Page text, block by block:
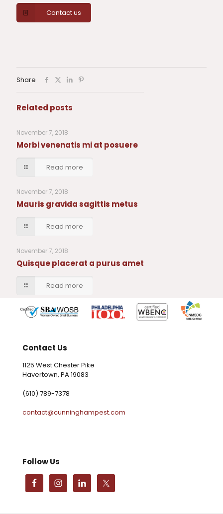
Contact us
Share
Related posts
November 7, 2018
Morbi venenatis mi at posuere
Read more
November 7, 2018
Mauris gravida sagittis metus
Read more
November 7, 2018
Quisque placerat a purus amet
Read more
Contact Us
1125 West Chester Pike
Havertown, PA 19083
(610) 789-7378
contact@cunninghampest.com
Follow Us